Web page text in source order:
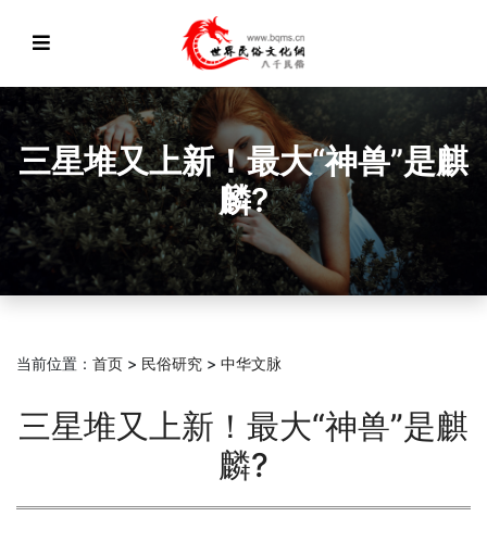
三星堆又上新！最大“神兽”是麒
麟?
当前位置： 首页 > 民俗研究 > 中华文脉
三星堆又上新！最大“神兽”是麒
麟?